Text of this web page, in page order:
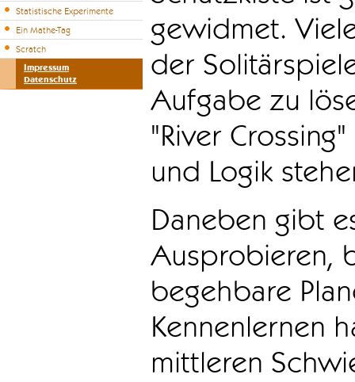
Statistische Experimente
Ein Mathe-Tag
Scratch
Impressum
Datenschutz
gewidmet.
der
Aufgabe zu
"River
und Logik
Daneben gibt
Ausprobieren,
begehbare
Kennenlernen
mittleren